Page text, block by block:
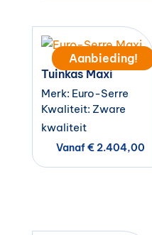
Aanbieding!
Tuinkas Maxi
Merk: Euro-Serre
Kwaliteit: Zware
kwaliteit
Vanaf€2.404,00